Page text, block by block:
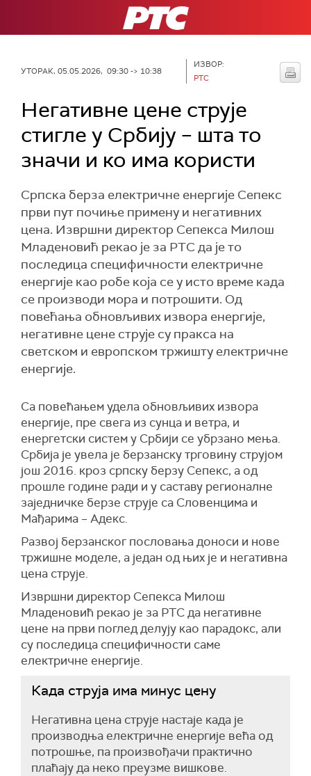
РТС
УТОРАК, 05.05.2026, 09:30 -> 10:38
ИЗВОР:
РТС
Негативне цене струје
стигле у Србију – шта то
значи и ко има користи
Српска берза електричне енергије Сепекс
први пут почиње примену и негативних
цена. Извршни директор Сепекса Милош
Младеновић рекао је за РТС да је то
последица специфичности електричне
енергије као робе која се у исто време када
се производи мора и потрошити. Од
повећања обновљивих извора енергије,
негативне цене струје су пракса на
светском и европском тржишту електричне
енергије.
Са повећањем удела обновљивих извора
енергије, пре свега из сунца и ветра, и
енергетски систем у Србији се убрзано мења.
Србија је увела је берзанску трговину струјом
још 2016. кроз српску берзу Сепекс, а од
прошле године ради и у саставу регионалне
заједничке берзе струје са Словенцима и
Мађарима – Адекс.
Развој берзанског пословања доноси и нове
тржишне моделе, а један од њих је и негативна
цена струје.
Извршни директор Сепекса Милош
Младеновић рекао је за РТС да негативне
цене на први поглед делују као парадокс, али
су последица специфичности саме
електричне енергије.
Када струја има минус цену
Негативна цена струје настаје када је
производња електричне енергије већа од
потрошње, па произвођачи практично
плаћају да неко преузме вишкове.